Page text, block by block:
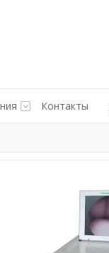
Контакты